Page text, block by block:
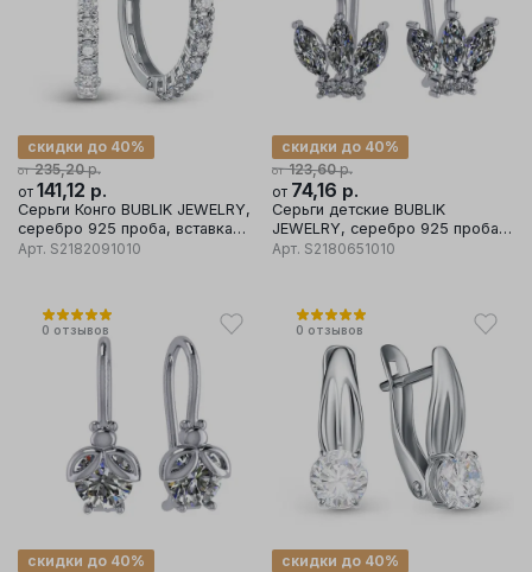
от 235,20р.
скидки до 40%
от 141,12 р.
Серьги Конго BUBLIK JEWELRY,
серебро 925 проба, вставка
фианит
Арт. S2182091010
от 123,60р.
скидки до 40%
от 74,16 р.
Серьги детские BUBLIK
JEWELRY, серебро 925 проба,
вставка фианит
Арт. S2180651010
0 отзывов
скидки до 40%
0 отзывов
скидки до 40%